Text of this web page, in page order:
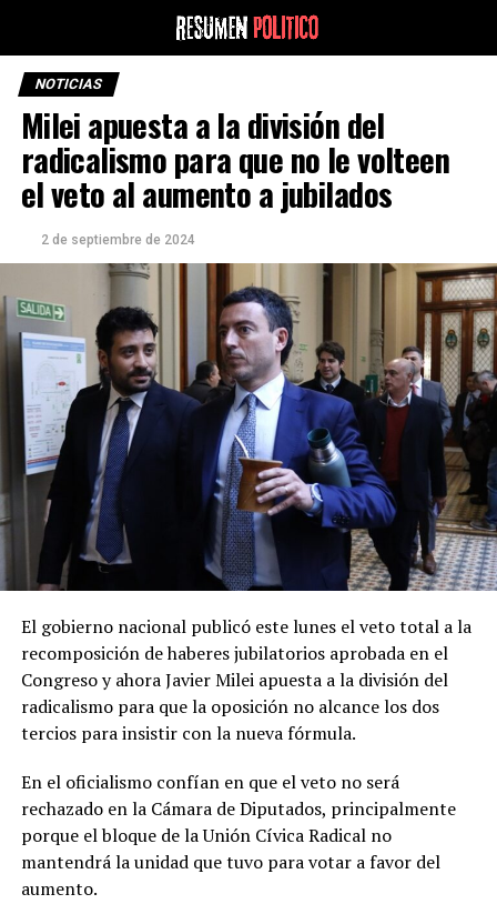
NOTICIAS
Milei apuesta a la división del
radicalismo para que no le volteen
el veto al aumento a jubilados
2 de septiembre de 2024
El gobierno nacional publicó este lunes el veto total a la
recomposición de haberes jubilatorios aprobada en el
Congreso y ahora Javier Milei apuesta a la división del
radicalismo para que la oposición no alcance los dos
tercios para insistir con la nueva fórmula.
En el oficialismo confían en que el veto no será
rechazado en la Cámara de Diputados, principalmente
porque el bloque de la Unión Cívica Radical no
mantendrá la unidad que tuvo para votar a favor del
aumento.